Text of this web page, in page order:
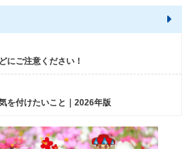
にご注意ください！
を付けたいこと｜2026年版